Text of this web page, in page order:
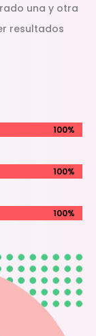
una y otra
resultados
100%
100%
100%
100%
100%
100%